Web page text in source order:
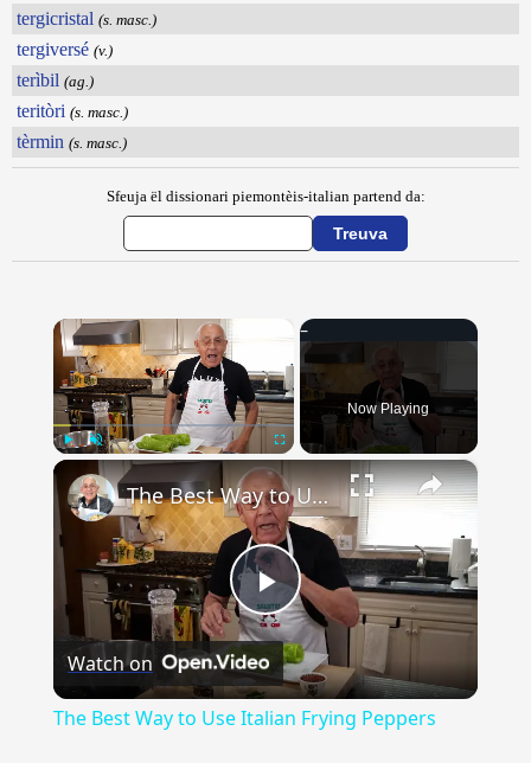
tergicristal (s. masc.)
tergiversé (v.)
terìbil (ag.)
teritòri (s. masc.)
tèrmin (s. masc.)
Sfeuja ël dissionari piemontèis-italian partend da:
Unmute
Now Playing
×
Play
Video
The Best Way to Use Italian Frying Peppers
Watch on
The Best Way to Use Italian Frying Peppers